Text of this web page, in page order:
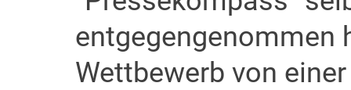
entgegengenommen
Wettbewerb von